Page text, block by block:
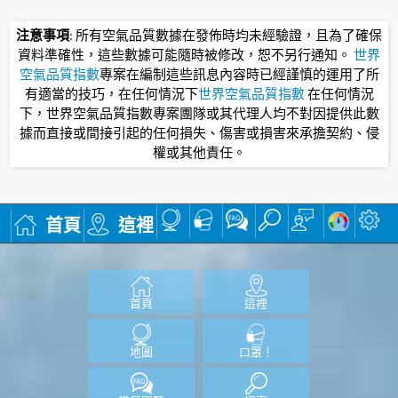
注意事項: 所有空氣品質數據在發佈時均未經驗證，且為了確保
資料準確性，這些數據可能隨時被修改，恕不另行通知。 世界
空氣品質指數專案在編制這些訊息內容時已經謹慎的運用了所
有適當的技巧，在任何情況下世界空氣品質指數在任何情況
下，世界空氣品質指數專案團隊或其代理人均不對因提供此數
據而直接或間接引起的任何損失、傷害或損害來承擔契約、侵
權或其他責任。
首頁 這裡
首頁 這裡
地圖 口罩！